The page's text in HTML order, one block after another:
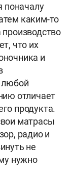
поначалу
каким-то
что их
и
любой
отличает
продукта.
матрасы
радио и
не
нужно